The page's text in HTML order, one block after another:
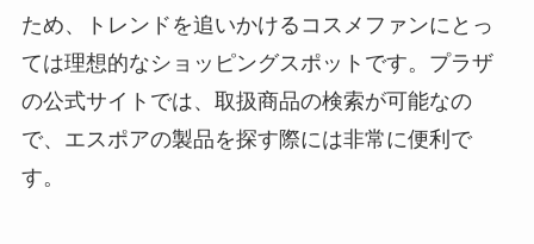
ため、トレンドを追いかけるコスメファンにとっ
ては理想的なショッピングスポットです。プラザ
の公式サイトでは、取扱商品の検索が可能なの
で、エスポアの製品を探す際には非常に便利で
す。